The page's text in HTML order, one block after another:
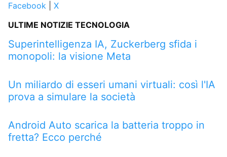
Facebook
X
ULTIME NOTIZIE TECNOLOGIA
Superintelligenza IA, Zuckerberg sfida i
monopoli: la visione Meta
Un miliardo di esseri umani virtuali: così l'IA
prova a simulare la società
Android Auto scarica la batteria troppo in
fretta? Ecco perché